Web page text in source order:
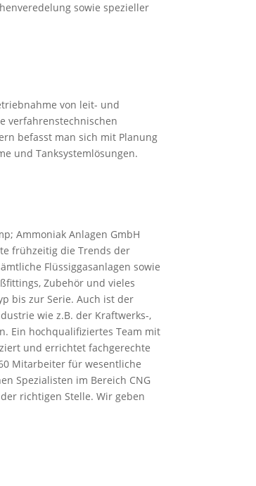
sowie spezieller
von leit- und
verfahrenstechnischen
befasst man sich mit Planung
und Tanksystemlösungen.
Ammoniak Anlagen GmbH
frühzeitig die Trends der
Flüssiggasanlagen sowie
Zubehör und vieles
bis zur Serie. Auch ist der
wie z.B. der Kraftwerks-,
Ein hochqualifiziertes Team mit
und errichtet fachgerechte
Mitarbeiter für wesentliche
Spezialisten im Bereich CNG
richtigen Stelle. Wir geben